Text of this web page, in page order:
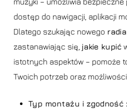
dostęp do nawigacji, aplikacji
Dlatego szukając nowego
zastanawiając się, jakie kupić
istotnych aspektów – pomoże
Twoich potrzeb oraz
Typ montażu i zgodność